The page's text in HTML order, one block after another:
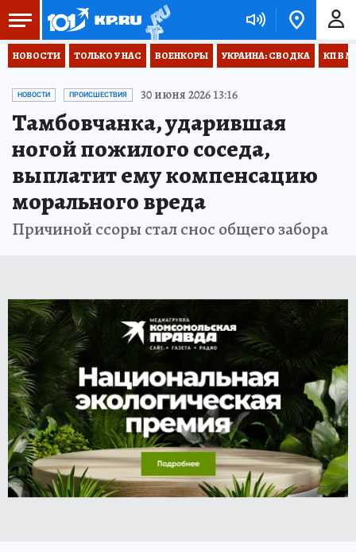
НОВОСТИ ТОЛЬКО У НАС ВОЕНКОРЫ УКРАИНА: СВОДКА КП В
НОВОСТИ ПРОИСШЕСТВИЯ 30 июня 2026 13:16
Тамбовчанка, ударившая
ногой пожилого соседа,
выплатит ему компенсацию
морального вреда
Причиной ссоры стал снос общего забора